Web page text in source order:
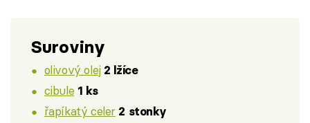
Suroviny
olivový olej 2 lžíce
cibule 1 ks
řapíkatý celer 2 stonky